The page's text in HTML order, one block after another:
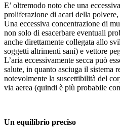
E’ oltremodo noto che una
proliferazione di acari della polvere,
Una eccessiva concentrazione di
non solo di esacerbare eventuali
anche direttamente collegata allo
soggetti altrimenti sani) e vettore
L’aria eccessivamente secca può
salute, in quanto asciuga il sistema
notevolmente la suscettibilità del
via aerea (quindi è più probabile
Un equilibrio preciso